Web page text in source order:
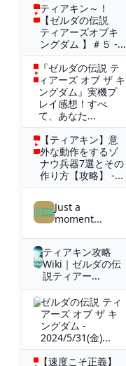
ティアキン～！
【ゼルダの伝説
ティアーズオブキ
ングダム 】＃５ -...
『ゼルダの伝説 テ
ィアーズ オブ ザ キ
ングダム』実機プ
レイ感想！すべ
て、あなた...
【ティアキン】意
外な動作をするゾ
ナウ兵器7選とその
作り方【攻略】 -...
Just a
moment...
ティアキン攻略
Wiki｜ゼルダの伝
説ティアー...
ゼルダの伝説 ティ
アーズ オブ ザ キ
ングダム -
2024/5/31(金)...
【速度こそ正義】